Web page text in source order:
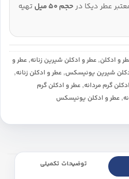
عطر دیکا درحجم ۵۰ میل
تهیه
و ادکلن, عطر و ادکلن شیرین زنانه, عطر و
شیرین یونیسکس, عطر و ادکلن زنانه,
گرم مردانه, عطر و ادکلن گرم
, عطر و ادکلن یونیسکس
توضیحات تکمیلی